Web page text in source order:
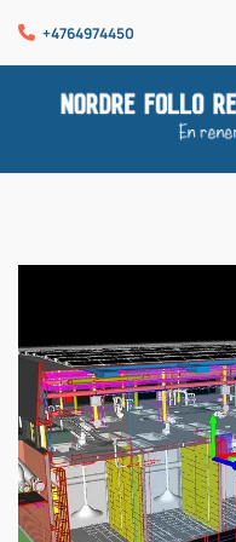
 +4764974450